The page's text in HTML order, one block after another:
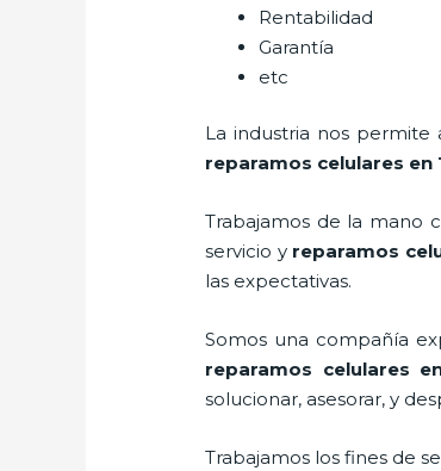
Rentabilidad
Garantía
etc
La industria nos permite
reparamos celulares en
Trabajamos de la mano
servicio y reparamos
las expectativas.
Somos una compañía
reparamos celulares
solucionar, asesorar, y
Trabajamos los fines de